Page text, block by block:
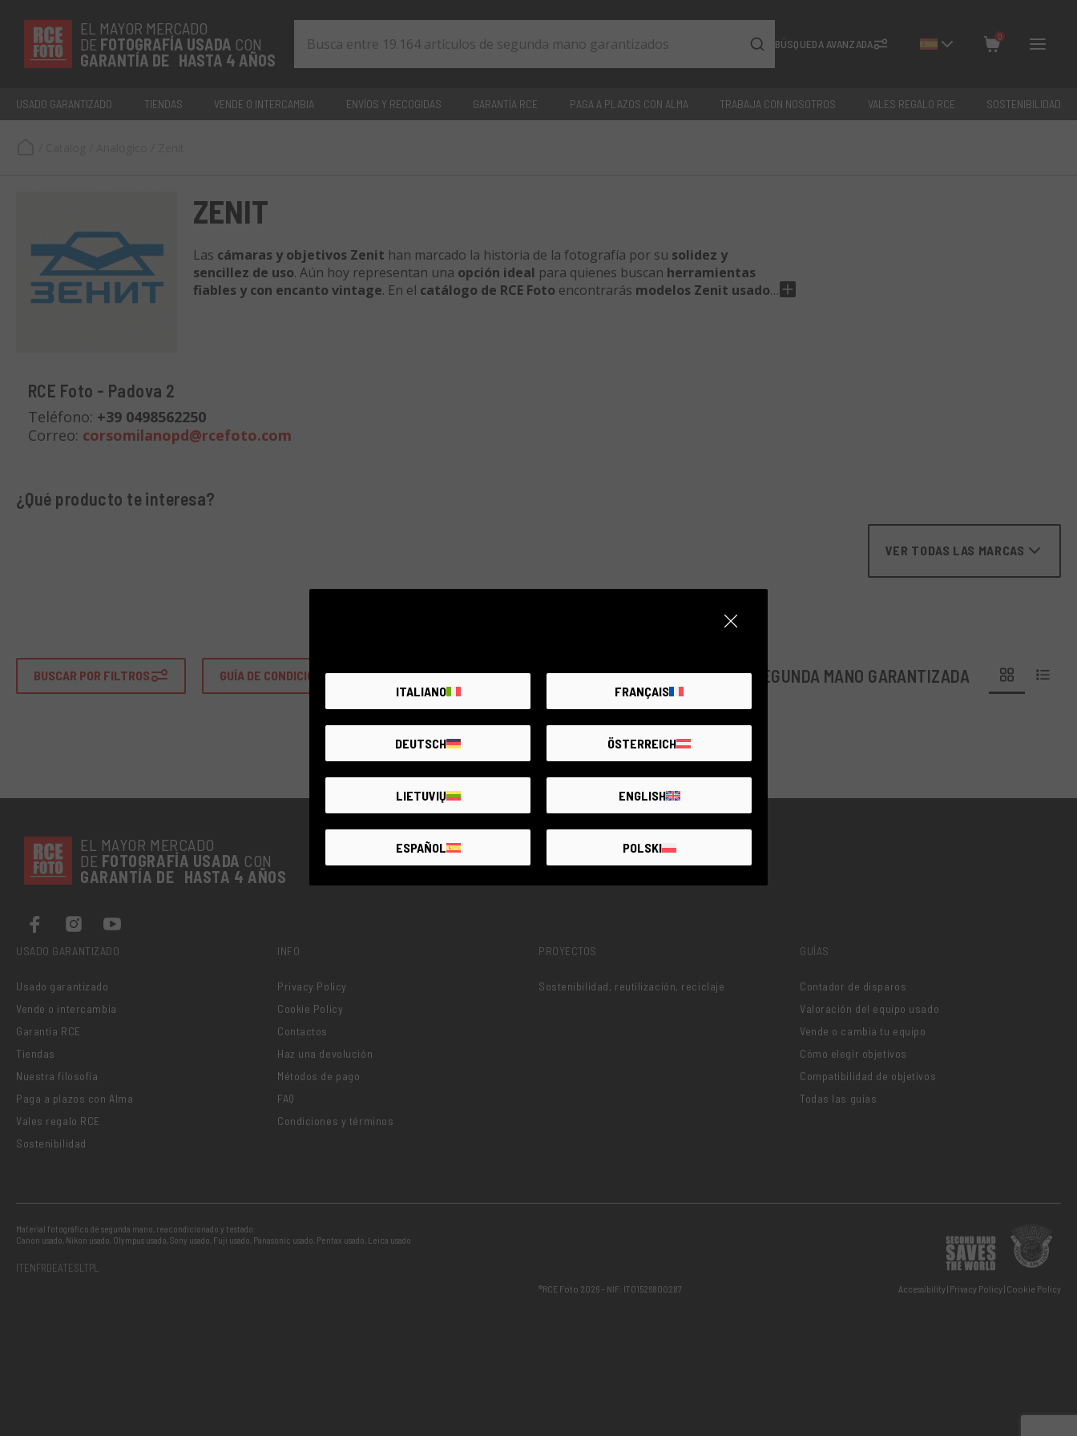
EL MAYOR MERCADO
DE FOTOGRAFÍA USADA CON
GARANTÍA DE HASTA 4 AÑOS
BÚSQUEDA AVANZADA
0
Cerrar
USADO GARANTIZADO TIENDAS VENDE O INTERCAMBIA ENVÍOS Y RECOGIDAS GARANTÍA RCE PAGA A PLAZOS CON ALMA TRABAJA CON NOSOTROS VALES REGALO RCE SOSTENIBILIDAD
ZENIT
Las cámaras y objetivos Zenit han marcado la historia de la fotografía por su solidez y
sencillez de uso. Aún hoy representan una opción ideal para quienes buscan herramientas
fiables y con encanto vintage. En el catálogo de RCE Foto encontrarás modelos Zenit usados,
RCE Foto - Padova 2
Teléfono: +39 0498562250
Correo: corsomilanopd@rcefoto.com
¿Qué producto te interesa?
VER TODAS LAS MARCAS
BUSCAR POR FILTROS GUÍA DE CONDICIONES 0 ARTÍCULOS DISPONIBLESSEGUNDA MANO GARANTIZADA
EL MAYOR MERCADO
DE FOTOGRAFÍA USADA CON
GARANTÍA DE HASTA 4 AÑOS
USADO GARANTIZADO
Usado garantizado
Vende o intercambia
Garantía RCE
Tiendas
Nuestra filosofía
Paga a plazos con Alma
Vales regalo RCE
Sostenibilidad
INFO
Privacy Policy
Cookie Policy
Contactos
Haz una devolución
Métodos de pago
FAQ
Condiciones y términos
PROYECTOS
Sostenibilidad, reutilización, reciclaje
GUÍAS
Contador de disparos
Valoración del equipo usado
Vende o cambia tu equipo
Cómo elegir objetivos
Compatibilidad de objetivos
Todas las guías
Material fotográfico de segunda mano, reacondicionado y testado:
Canon usado, Nikon usado, Olympus usado,Sony usado, Fuji usado, Panasonic usado, Pentax usado, Leica usado
ITENFRDEATESLTPL
®RCE Foto 2026 – NIF: IT01526800287 Accessibility Privacy Policy Cookie Policy
ITALIANO FRANÇAIS
DEUTSCH ÖSTERREICH
LIETUVIŲ ENGLISH
ESPAÑOL POLSKI